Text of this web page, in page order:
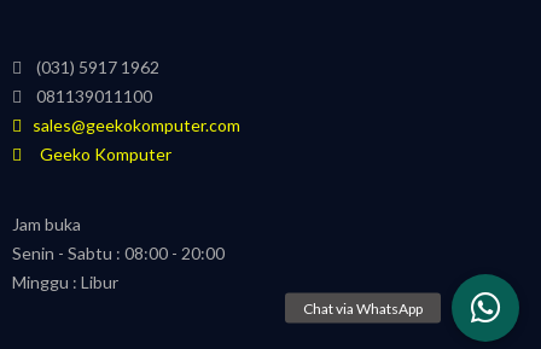
(031) 5917 1962
081139011100
sales@geekokomputer.com
Geeko Komputer
Jam buka
Senin - Sabtu : 08:00 - 20:00
Minggu : Libur